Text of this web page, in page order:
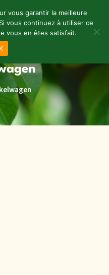
vous garantir la meilleure
vous continuez à utiliser ce
vous en êtes satisfait.